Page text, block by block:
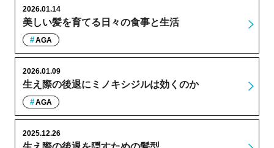
美しい髪を育てる日々の食事と生活
2026.01.14
AGA
生え際の後退にミノキシジルは効くのか
2026.01.09
AGA
2025.12.26